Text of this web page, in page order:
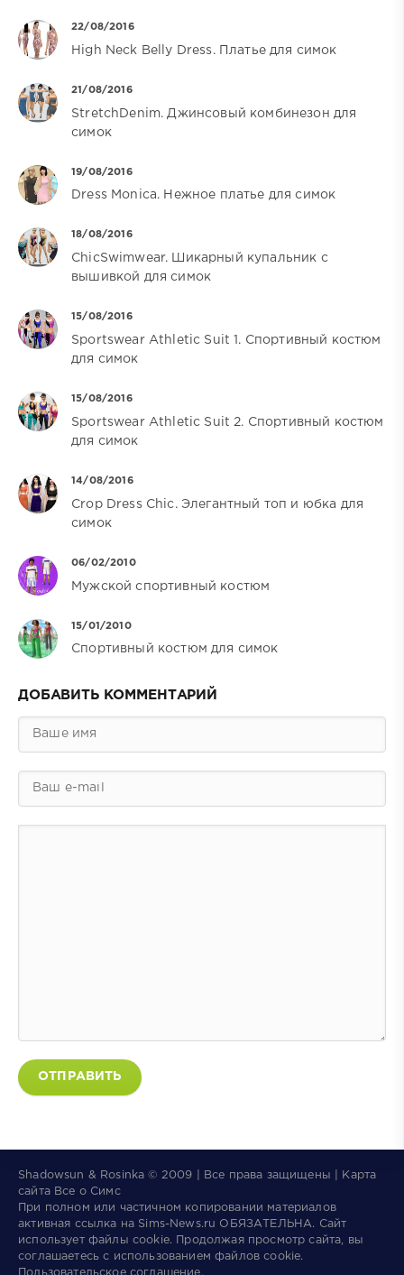
22/08/2016
High Neck Belly Dress. Платье для симок
21/08/2016
StretchDenim. Джинсовый комбинезон для
симок
19/08/2016
Dress Monica. Нежное платье для симок
18/08/2016
ChicSwimwear. Шикарный купальник с
вышивкой для симок
15/08/2016
Sportswear Athletic Suit 1. Спортивный костюм
для симок
15/08/2016
Sportswear Athletic Suit 2. Спортивный костюм
для симок
14/08/2016
Crop Dress Chic. Элегантный топ и юбка для
симок
06/02/2010
Мужской спортивный костюм
15/01/2010
Спортивный костюм для симок
ДОБАВИТЬ КОММЕНТАРИЙ
ОТПРАВИТЬ
Shadowsun & Rosinka © 2009 | Все права защищены | Карта
сайта Все о Симс
При полном или частичном копировании материалов
активная ссылка на Sims-News.ru ОБЯЗАТЕЛЬНА.
Сайт
использует файлы cookie. Продолжая просмотр сайта, вы
соглашаетесь с использованием файлов cookie.
Пользовательское соглашение.